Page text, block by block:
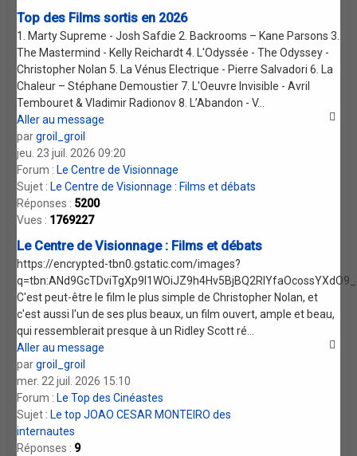
Top des Films sortis en 2026
1. Marty Supreme - Josh Safdie 2. Backrooms – Kane Parsons 3.
The Mastermind - Kelly Reichardt 4. L'Odyssée - The Odyssey -
Christopher Nolan 5. La Vénus Electrique - Pierre Salvadori 6. La
Chaleur – Stéphane Demoustier 7. L'Oeuvre Invisible - Avril
Tembouret & Vladimir Radionov 8. L’Abandon - V...
Aller au message
pargroil_groil
jeu. 23 juil. 2026 09:20
Forum : Le Centre de Visionnage
Sujet : Le Centre de Visionnage : Films et débats
Réponses : 5200
Vues : 1769227
Le Centre de Visionnage : Films et débats
https://encrypted-tbn0.gstatic.com/images?
C'est peut-être le film le plus simple de Christopher Nolan, et
c'est aussi l'un de ses plus beaux, un film ouvert, ample et beau,
qui ressemblerait presque à un Ridley Scott ré...
Aller au message
pargroil_groil
mer. 22 juil. 2026 15:10
Forum : Le Top des Cinéastes
Sujet : Le top JOAO CESAR MONTEIRO des
internautes
Réponses : 9